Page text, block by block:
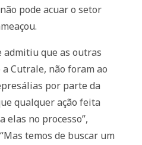
pode acuar o setor
que as outras
Cutrale, não foram ao
por parte da
qualquer ação feita
elas no processo”,
temos de buscar um